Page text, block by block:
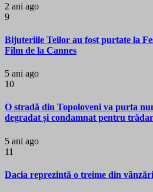
2 ani ago
9
Bijuteriile Teilor au fost purtate la
Film de la Cannes
5 ani ago
10
O stradă din Topoloveni va purta
degradat și condamnat pentru
5 ani ago
11
Dacia reprezintă o treime din